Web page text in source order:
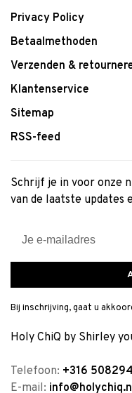
Privacy Policy
Betaalmethoden
Verzenden &
Klantenservice
Sitemap
RSS-feed
Schrijf je in voor onze
van de laatste updates
Bij inschrijving, gaat u
Holy ChiQ by Shirley
Telefoon: +316
E-mail: